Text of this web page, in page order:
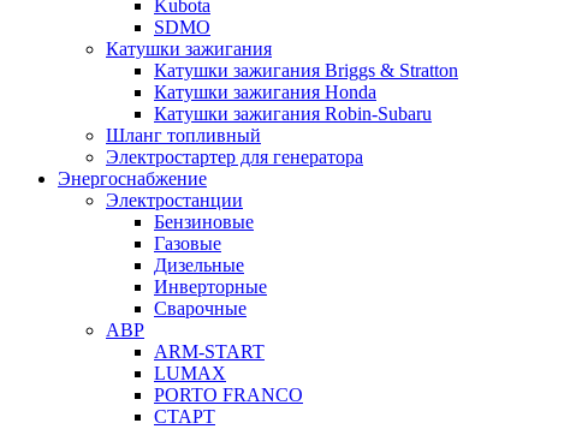
Kubota
SDMO
Катушки зажигания
Катушки зажигания Briggs & Stratton
Катушки зажигания Honda
Катушки зажигания Robin-Subaru
Шланг топливный
Электростартер для генератора
Энергоснабжение
Электростанции
Бензиновые
Газовые
Дизельные
Инверторные
Сварочные
АВР
ARM-START
LUMAX
PORTO FRANCO
СТАРТ